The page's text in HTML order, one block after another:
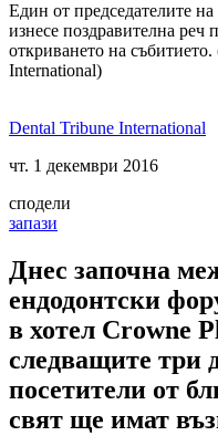
Един от председателите
изнесе поздравителна реч
откриването на
International)
Dental Tribune International
чт. 1 декември 2016
сподели
запази
Днес започна
ендодонтски
в хотел Crowne
следващите три
посетители от
свят ще имат